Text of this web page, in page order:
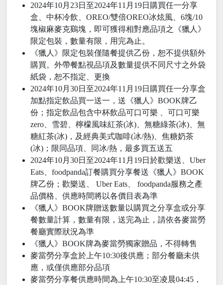
2024年10月23日至2024年11月19日購買任一分享
盒、中杯冷飲、OREO/雙倍OREO冰炫風、6塊/10
塊椒麻麥克鷄塊，即可獲得相對應品項之《獵人》
限定包裝，數量有限，用完為止。
《獵人》限定包裝僅隨餐提供乙份，恕不提供額外
購買。外帶餐點視品項及數量提供不同尺寸之外袋
紙袋，恕不指定、更換​
2024年10月30日至2024年11月19日購買任一分享盒
加點指定飲品買一送一，送《獵人》BOOK牌乙
份；指定飲品包含中杯飲品可口可樂 、可口可樂
zero、雪碧、檸檬風味紅茶(冰)、無糖綠茶(冰)、無
糖紅茶(冰)，及經典美式咖啡(冰/熱)、焦糖奶茶
(冰)；限同品項、同冰/熱，最多買五送五
2024年10月30日至2024年11月19日於歡樂送、Uber
Eats、foodpanda訂餐購買分享餐送《獵人》BOOK
牌乙份；歡樂送、 Uber Eats、 foodpanda服務之產
品價格、供應時間將以各價目表為準
《獵人》BOOK牌贈送數量以購買之分享盒或分享
餐數量計算，數量有限，送完為止，請依各麥當勞
餐廳實際狀況為準
《獵人》BOOK牌為麥當勞獨家贈品，不得轉售
麥當勞分享盒於上午10:30後供應；部分餐廳未供
應，或僅供應部分品項
麥當勞分享餐供應時間為上午10:30至凌晨04:45，